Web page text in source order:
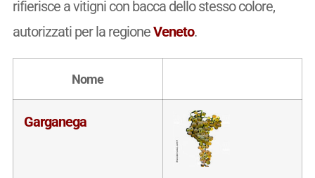
rifierisce a vitigni con bacca dello stesso colore,
autorizzati per la regioneVeneto.
Nome
Garganega